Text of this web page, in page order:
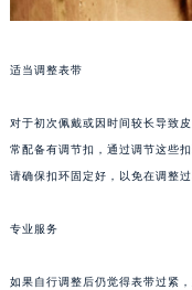
适当调整表带
对于初次佩戴或因时间较长导致
常配备有调节扣，通过调节这些
请确保扣环固定好，以免在调整过
专业服务
如果自行调整后仍觉得表带过紧